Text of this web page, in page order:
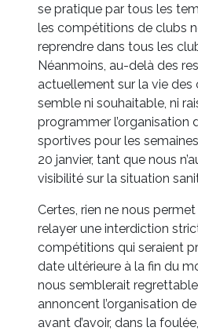
se pratique par tous les
les compétitions de clubs
reprendre dans tous les
Néanmoins, au-delà des
actuellement sur la vie des
semble ni souhaitable, ni
programmer l’organisation
sportives pour les
20 janvier, tant que nous
visibilité sur la situation
Certes, rien ne nous permet
relayer une interdiction
compétitions qui seraient
date ultérieure à la fin du
nous semblerait
annoncent l’organisation
avant d’avoir, dans la